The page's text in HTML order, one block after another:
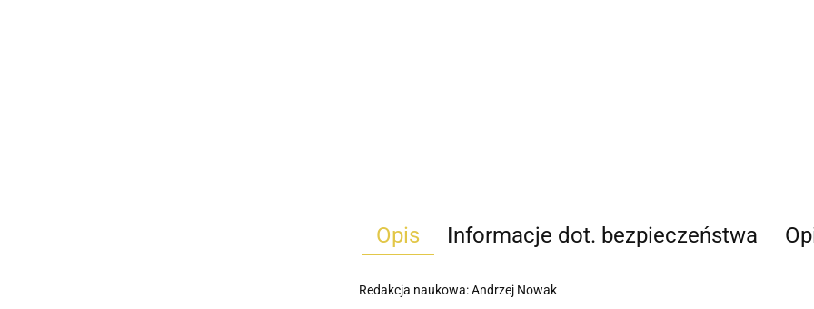
Opis Informacje dot. bezpieczeństwa
Redakcja naukowa: Andrzej Nowak